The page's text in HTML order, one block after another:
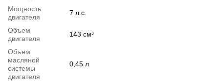
Мощность
двигателя
7 л.с.
Объем
двигателя
143 см³
Объем
масляной
системы
двигателя
0,45 л